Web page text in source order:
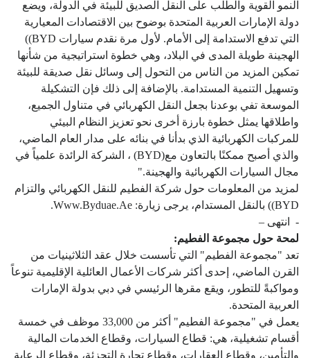
النمو القوية والطلب على النقل الصديق للبيئة في الدولة، ويضع
دولة الإمارات العربية المتحدة بوضوح بين الاقتصادات المعيارية
التي تدفع الاستدامة إلى الأمام. لأول مرة نقدم سيارات BYD))
الهجينة طويلة المدى في البلاد، وهي خطوة استراتيجية من شأنها
تمكين المزيد من الناس من التحول إلى وسائل نقل صديقة للبيئة
وتسهيل التنمية المستدامة. بالإضافة إلى ذلك فإن التشكيلة
الموسعة تفي بوعدنا بجعل النقل الكهربائي في متناول الجميع،
واطلاقها يمثل خطوة بارزة أخرى نحو تعزيز النظام البيئي
للمركبات الكهربائية الذي بدأنا في بنائه على مدار العام الماضي،
والذي أصبح ممكنًا بالتعاون مع(BYD) ، الشركة الرائدة علمياً في
مجال السيارات الكهربائية والهجينة."
لمزيد من المعلومات حول شركة الفطيم للنقل الكهربائي والتزام
BYD)) بالنقل المستدام، يرجى زيارة:
Www.byduae.ae
.
- انتهى –
لمحة حول مجموعة الفطيم:
تعد "مجموعة الفطيم" التي تأسست خلال عقد الثلاثينيات من
القرن الماضي، إحدى أكثر شركات الأعمال العائلية الإقليمية تنوعاً
ومواكبةً للتطور، ويقع مقرها الرئيسي في دبي بدولة الإمارات
العربية المتحدة.
يعمل في "مجموعة الفطيم" أكثر من 33,000 موظف في خمسة
أقسام تشغيلية، هي: قطاع السيارات، وقطاع الخدمات المالية
والتأمين، وقطاع العقارات، وقطاع تجارة التجزئة، وقطاع الرعاية